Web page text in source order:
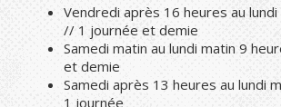
Vendredi après 16 heures au
// 1 journée et demie
Samedi matin au lundi matin 9
et demie
Samedi après 13 heures au lundi
1 journée